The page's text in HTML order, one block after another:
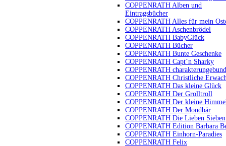
COPPENRATH Alben und
Eintragsbücher
COPPENRATH Alles für mein
COPPENRATH Aschenbrödel
COPPENRATH BabyGlück
COPPENRATH Bücher
COPPENRATH Bunte Geschenke
COPPENRATH Capt´n Sharky
COPPENRATH
COPPENRATH Christliche
COPPENRATH Das kleine Glück
COPPENRATH Der Grolltroll
COPPENRATH Der kleine
COPPENRATH Der Mondbär
COPPENRATH Die Lieben Sieben
COPPENRATH Edition Barbara
COPPENRATH Einhorn-Paradies
COPPENRATH Felix